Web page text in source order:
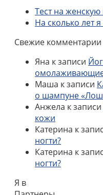
Тест на женскую
На сколько лет
Свежие комментарии
Яна к записи
Маша к записи
о шампуне
Анжела к записи
кожи
Катерина к
ногти?
Катерина к
ногти?
Я в